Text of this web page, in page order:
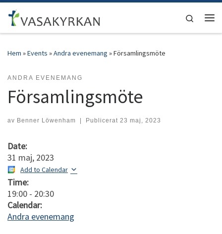
Hoppa till innehåll
Search
Hem »Events »Andra evenemang »Församlingsmöte
ANDRA EVENEMANG
Församlingsmöte
av Benner Löwenham | Publicerat 23 maj, 2023
Date:
31 maj, 2023
Add to Calendar
Time:
19:00 - 20:30
Calendar:
Andra evenemang